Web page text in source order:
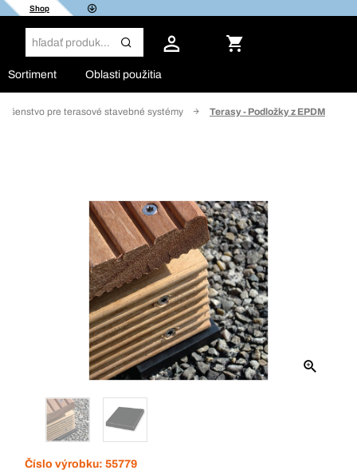
Shop
Sortiment Oblasti použitia
pre terasové stavebné systémy Terasy - Podložky z EPDM
Číslo výrobku: 55779